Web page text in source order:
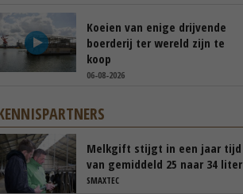
Koeien van enige drijvende
boerderij ter wereld zijn te
koop
06-08-2026
Melkgift stijgt in een jaar tijd
van gemiddeld 25 naar 34 liter
per dag
SMAXTEC